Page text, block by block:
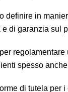
definire in
di garanzia sul
spesso
di tutela